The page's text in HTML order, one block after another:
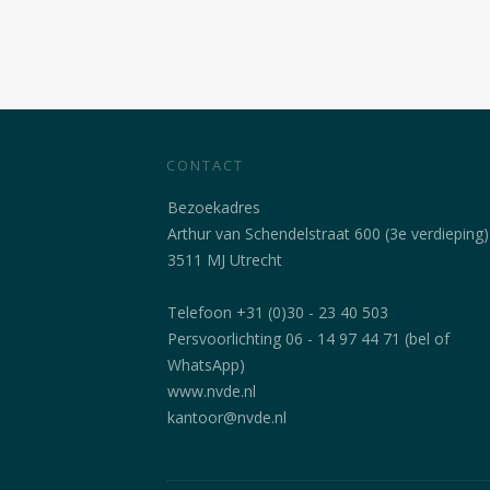
CONTACT
Bezoekadres
Arthur van Schendelstraat 600 (3e verdieping)
3511 MJ Utrecht
Telefoon +31 (0)30 - 23 40 503
Persvoorlichting 06 - 14 97 44 71 (bel of
WhatsApp)
www.nvde.nl
kantoor@nvde.nl